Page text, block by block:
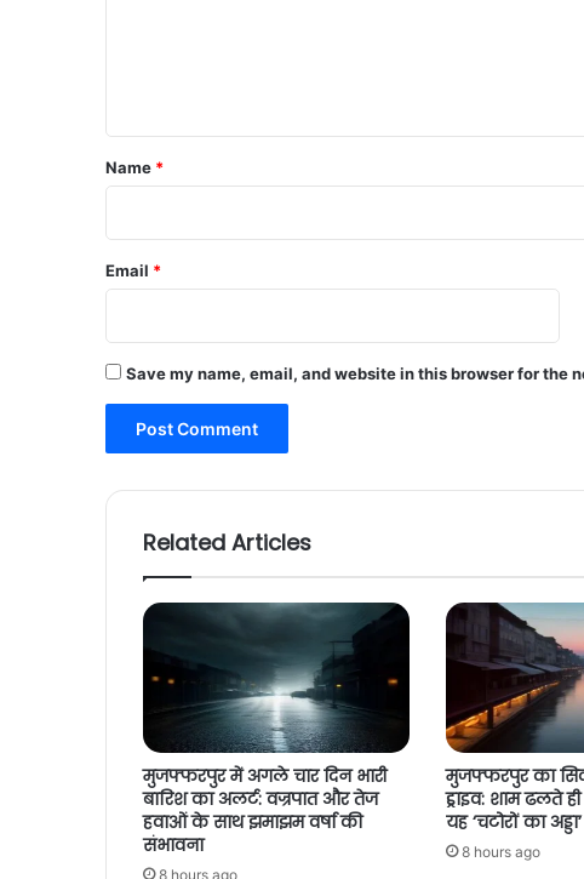
*
Name *
Email *
Save my name, email, and website in this browser for the
Related Articles
मुजफ्फरपुर में अगले चार दिन भारी
बारिश का अलर्ट: वज्रपात और तेज
हवाओं के साथ झमाझम वर्षा की
संभावना
8 hours ago
मुजफ्फरपुर का
ड्राइव: शाम ढलते
यह ‘चटोरों का अड्डा’
8 hours ago